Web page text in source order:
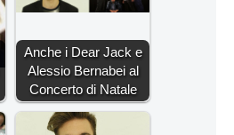
Anche i Dear Jack e
Alessio Bernabei al
Concerto di Natale